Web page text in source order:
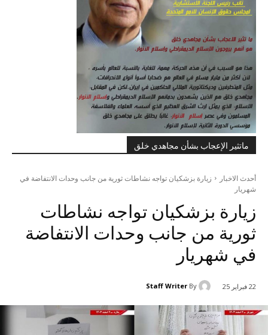
ماتثير الإعجاب بشأن مجاهدي خلق
أحدث الاخبار
زيارة بزشكيان تواجه نشاطات ثورية من جانب وحدات الانتفاضة في
شهريار
زيارة بزشكيان تواجه نشاطات
ثورية من جانب وحدات الانتفاضة
في شهريار
22 فبراير 25 By
Staff Writer